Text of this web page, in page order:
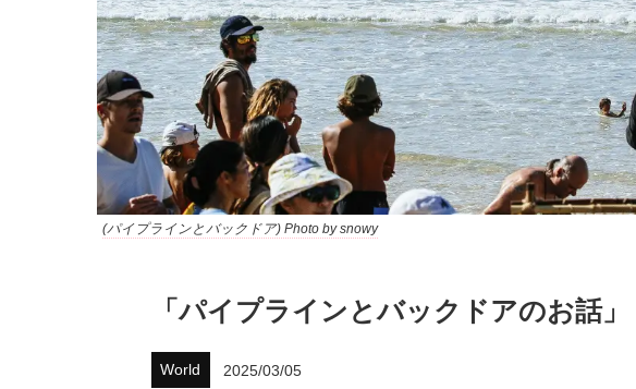
(パイプラインとバックドア) Photo by snowy
「パイプラインとバックドアのお話」
World 2025/03/05